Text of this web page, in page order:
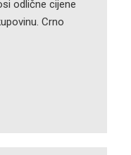
odlične cijene
Crno